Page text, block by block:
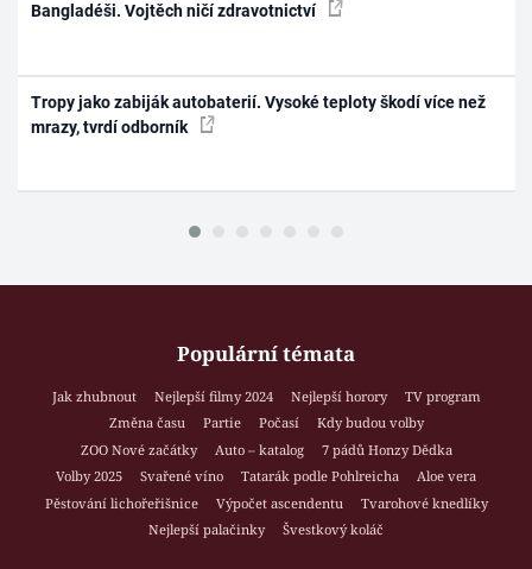
Bangladéši. Vojtěch ničí zdravotnictví
Tropy jako zabiják autobaterií. Vysoké teploty škodí více než
mrazy, tvrdí odborník
Populární témata
Jak zhubnout Nejlepší filmy 2024 Nejlepší horory
TV program
Změna času
Partie Počasí
Kdy budou volby
ZOO Nové začátky
Auto – katalog
7 pádů Honzy Dědka
Volby 2025
Svařené víno Tatarák podle Pohlreicha
Aloe vera
Pěstování lichořeřišnice
Výpočet ascendentu
Tvarohové knedlíky
Nejlepší palačinky
Švestkový koláč